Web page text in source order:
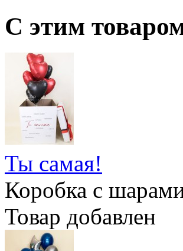
С этим
Ты самая!
Коробка с
Товар добавлен